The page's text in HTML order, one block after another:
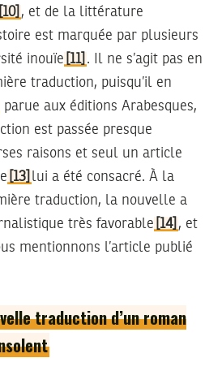
[10] , et de la littérature
est marquée par plusieurs
inouïe [11] . Il ne s’agit pas en
traduction, puisqu’il en
parue aux éditions Arabesques,
est passée presque
raisons et seul un article
[13] lui a été consacré. À la
traduction, la nouvelle a
très favorable [14] , et
mentionnons l’article publié
traduction d’un roman